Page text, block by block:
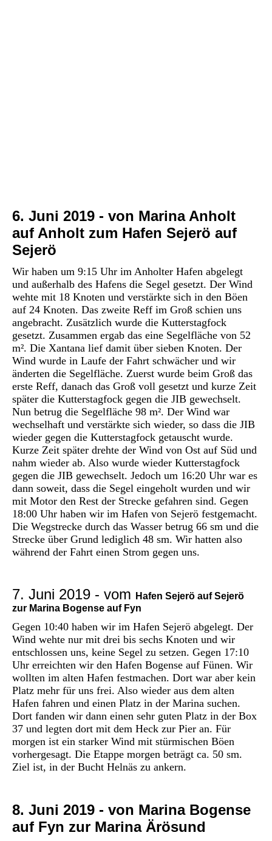
6. Juni 2019 - von Marina Anholt
auf Anholt zum Hafen Sejerö auf
Sejerö
Wir haben um 9:15 Uhr im Anholter Hafen abgelegt
und außerhalb des Hafens die Segel gesetzt. Der Wind
wehte mit 18 Knoten und verstärkte sich in den Böen
auf 24 Knoten. Das zweite Reff im Groß schien uns
angebracht. Zusätzlich wurde die Kutterstagfock
gesetzt. Zusammen ergab das eine Segelfläche von 52
m². Die Xantana lief damit über sieben Knoten. Der
Wind wurde in Laufe der Fahrt schwächer und wir
änderten die Segelfläche. Zuerst wurde beim Groß das
erste Reff, danach das Groß voll gesetzt und kurze Zeit
später die Kutterstagfock gegen die JIB gewechselt.
Nun betrug die Segelfläche 98 m². Der Wind war
wechselhaft und verstärkte sich wieder, so dass die JIB
wieder gegen die Kutterstagfock getauscht wurde.
Kurze Zeit später drehte der Wind von Ost auf Süd und
nahm wieder ab. Also wurde wieder Kutterstagfock
gegen die JIB gewechselt. Jedoch um 16:20 Uhr war es
dann soweit, dass die Segel eingeholt wurden und wir
mit Motor den Rest der Strecke gefahren sind. Gegen
18:00 Uhr haben wir im Hafen von Sejerö festgemacht.
Die Wegstrecke durch das Wasser betrug 66 sm und die
Strecke über Grund lediglich 48 sm. Wir hatten also
während der Fahrt einen Strom gegen uns.
7. Juni 2019 - vom
Hafen Sejerö auf Sejerö
zur Marina Bogense auf Fyn
Gegen 10:40 haben wir im Hafen Sejerö abgelegt. Der
Wind wehte nur mit drei bis sechs Knoten und wir
entschlossen uns, keine Segel zu setzen. Gegen 17:10
Uhr erreichten wir den Hafen Bogense auf Fünen. Wir
wollten im alten Hafen festmachen. Dort war aber kein
Platz mehr für uns frei. Also wieder aus dem alten
Hafen fahren und einen Platz in der Marina suchen.
Dort fanden wir dann einen sehr guten Platz in der Box
37 und legten dort mit dem Heck zur Pier an. Für
morgen ist ein starker Wind mit stürmischen Böen
vorhergesagt. Die Etappe morgen beträgt ca. 50 sm.
Ziel ist, in der Bucht Helnäs zu ankern.
8. Juni 2019 - von Marina Bogense
auf Fyn zur Marina Ärösund